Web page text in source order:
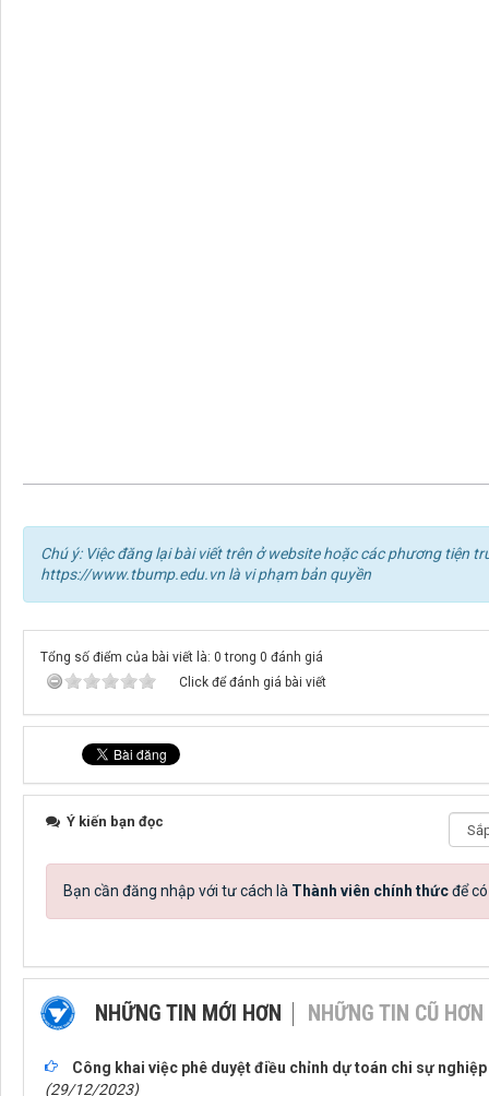
Chú ý: Việc đăng lại bài viết trên ở website hoặc các phương tiện
https://www.tbump.edu.vn là vi phạm bản quyền
Tổng số điểm của bài viết là: 0 trong 0 đánh giá
Click để đánh giá bài viết
Ý kiến bạn đọc
Bạn cần đăng nhập với tư cách là Thành viên chính thứcđể
NHỮNG TIN MỚI HƠN NHỮNG TIN CŨ HƠN
Công khai việc phê duyệt điều chỉnh dự toán chi sự
(29/12/2023)